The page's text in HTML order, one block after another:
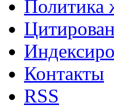
Политика
Контакты
RSS